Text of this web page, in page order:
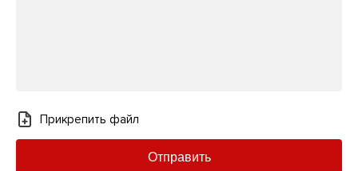
Прикрепить файл
Отправить